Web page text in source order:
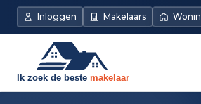
Direct naar de inhoud
Inloggen Makelaars